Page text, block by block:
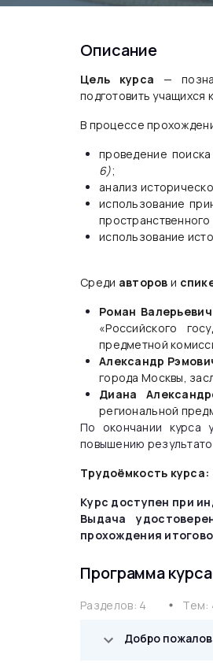
Описание
Цель курса —
подготовить учащихся
В процессе
проведение
6);
анализ
использование
использование
Среди авторов и
Роман
«Российского
предметной
Александр
города Москвы,
Диана
региональной
По окончании курса
повышению
Трудоёмкость курса:
Курс доступен при
Выдача
прохождения
Программа курса
Разделов: 4 mdi circle Тем:
Добро